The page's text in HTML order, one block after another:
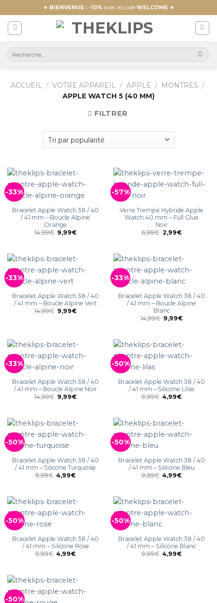
to
content
★ BIENVENUE : -10% avec le code WELCOME ★
ACCUEIL / VOTRE APPAREIL / APPLE / MONTRES /
APPLE WATCH 5 (40 MM)
FILTRER
-33%
Bracelet Apple Watch 38 / 40
/ 41 mm – Boucle Alpine
Orange
14,99€ 9,99€
-57%
Verre Trempé Hybride Apple
Watch 40 mm – Full Glue
Noir
6,99€ 2,99€
-33%
Bracelet Apple Watch 38 / 40
/ 41 mm – Boucle Alpine Vert
14,99€ 9,99€
-33%
Bracelet Apple Watch 38 / 40
/ 41 mm – Boucle Alpine
Blanc
14,99€ 9,99€
-33%
Bracelet Apple Watch 38 / 40
/ 41 mm – Boucle Alpine Noir
14,99€ 9,99€
-50%
Bracelet Apple Watch 38 / 40
/ 41 mm – Silicone Lilas
9,99€ 4,99€
-50%
Bracelet Apple Watch 38 / 40
/ 41 mm – Silicone Turquoise
9,99€ 4,99€
-50%
Bracelet Apple Watch 38 / 40
/ 41 mm – Silicone Bleu
9,99€ 4,99€
-50%
Bracelet Apple Watch 38 / 40
/ 41 mm – Silicone Rose
9,99€ 4,99€
-50%
Bracelet Apple Watch 38 / 40
/ 41 mm – Silicone Blanc
9,99€ 4,99€
-50%